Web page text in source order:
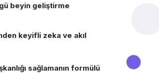
beyin geliştirme
keyifli zeka ve akıl
sağlamanın formülü